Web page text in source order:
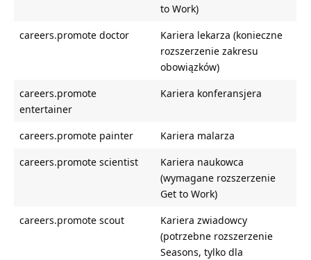
to Work)
careers.promote doctor
Kariera lekarza (konieczne
rozszerzenie zakresu
obowiązków)
careers.promote
entertainer
Kariera konferansjera
careers.promote painter
Kariera malarza
careers.promote scientist
Kariera naukowca
(wymagane rozszerzenie
Get to Work)
careers.promote scout
Kariera zwiadowcy
(potrzebne rozszerzenie
Seasons, tylko dla